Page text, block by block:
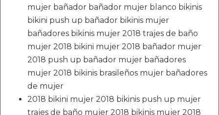
mujer bañador bañador mujer blanco bikinis
bikini push up bañador bikinis mujer
bañadores bikinis mujer 2018 trajes de baño
mujer 2018 bikini mujer 2018 bañador mujer
2018 push up bañador mujer bañadores
mujer 2018 bikinis brasileños mujer bañadores
de mujer
2018 bikini mujer 2018 bikinis push up mujer
trajes de baño mujer 2018 bikinis mujer 2018